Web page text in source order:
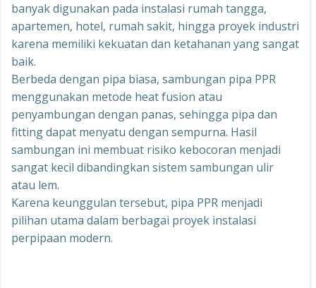
banyak digunakan pada instalasi rumah tangga,
apartemen, hotel, rumah sakit, hingga proyek industri
karena memiliki kekuatan dan ketahanan yang sangat
baik.
Berbeda dengan pipa biasa, sambungan pipa PPR
menggunakan metode heat fusion atau
penyambungan dengan panas, sehingga pipa dan
fitting dapat menyatu dengan sempurna. Hasil
sambungan ini membuat risiko kebocoran menjadi
sangat kecil dibandingkan sistem sambungan ulir
atau lem.
Karena keunggulan tersebut, pipa PPR menjadi
pilihan utama dalam berbagai proyek instalasi
perpipaan modern.